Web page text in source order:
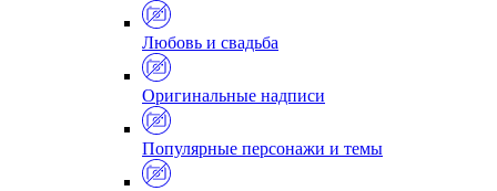
Любовь и свадьба
Оригинальные надписи
Популярные персонажи и темы